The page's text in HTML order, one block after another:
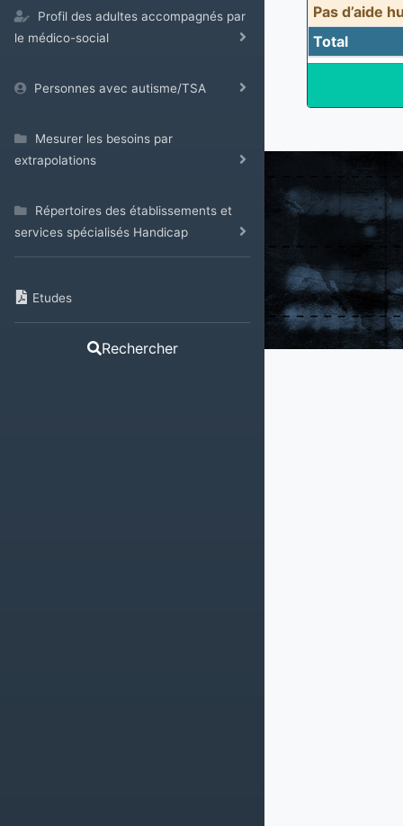
Profil des adultes accompagnés par
le médico-social
Personnes avec autisme/TSA
Mesurer les besoins par
extrapolations
Répertoires des établissements et
services spécialisés Handicap
Etudes
Rechercher
Pas d’aide
Total